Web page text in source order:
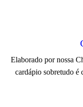
Elaborado por nossa
cardápio sobretudo é